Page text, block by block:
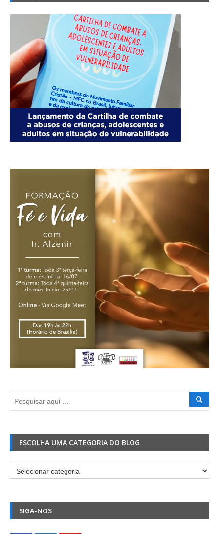
ESCOLHA UMA CATEGORIA DO BLOG
Escolha
uma
do
Blog
SIGA-NOS